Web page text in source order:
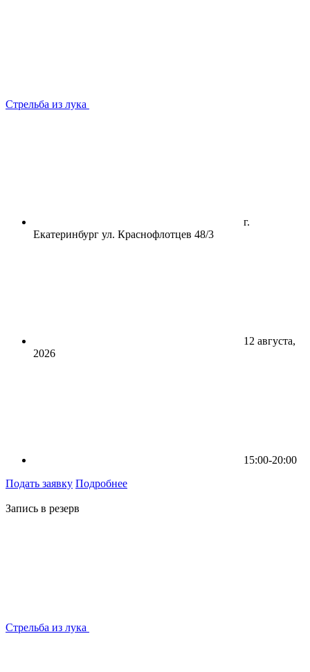
Стрельба из лука
г.
Екатеринбург ул. Краснофлотцев 48/3
12 августа,
2026
15:00-20:00
Подать заявку Подробнее
Запись в резерв
Стрельба из лука